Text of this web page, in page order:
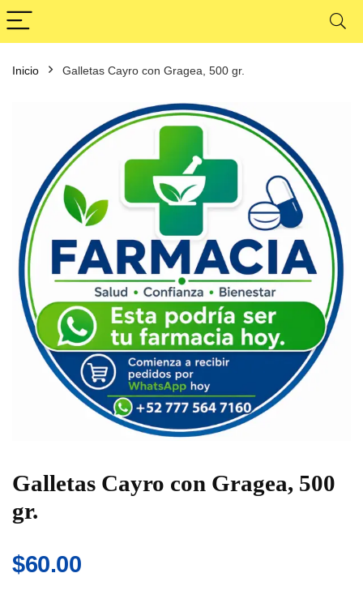
Inicio Galletas Cayro con Gragea, 500 gr.
Galletas Cayro con Gragea, 500
gr.
$60.00